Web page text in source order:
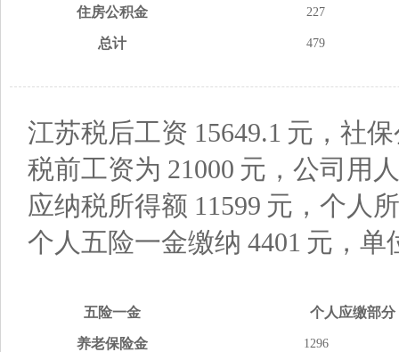
住房公积金 227
总计 479
江苏税后工资 15649.1 元，社
税前工资为 21000 元，公司用
应纳税所得额 11599 元，个人
个人五险一金缴纳 4401 元，单
五险一金 个人应缴部分
养老保险金 1296